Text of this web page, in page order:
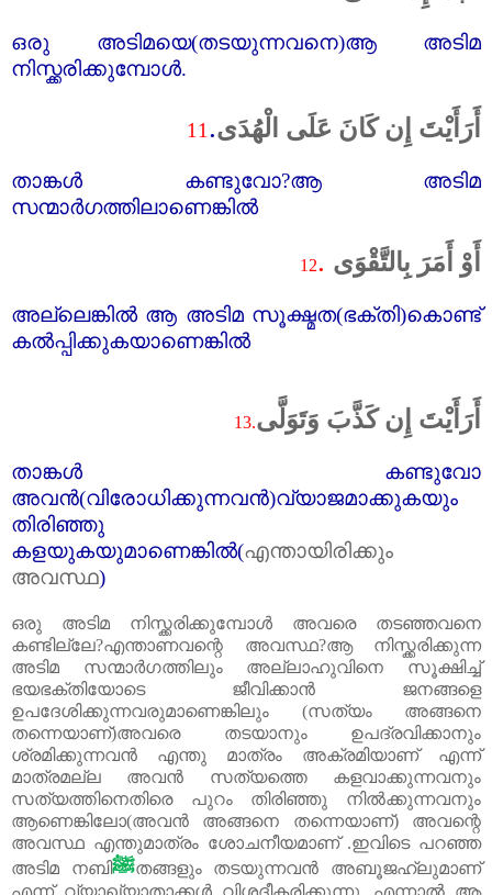
ഒരു അടിമയെ(തടയുന്നവനെ)ആ അടിമ
നിസ്ക്കരിക്കുമ്പോൾ.
11.أَرَأَيْتَ إِن كَانَ عَلَى الْهُدَى
താങ്കൾ കണ്ടുവോ?ആ അടിമ
സന്മാർഗത്തിലാണെങ്കിൽ
12. أَوْ أَمَرَ بِالتَّقْوَى
അല്ലെങ്കിൽ ആ അടിമ സൂക്ഷ്മത(ഭക്തി)കൊണ്ട്‌
കൽപ്പിക്കുകയാണെങ്കിൽ
13.أَرَأَيْتَ إِن كَذَّبَ وَتَوَلَّى
താങ്കൾ കണ്ടുവോ
അവൻ(വിരോധിക്കുന്നവൻ)വ്യാജമാക്കുകയും
തിരിഞ്ഞു
കളയുകയുമാണെങ്കിൽ(എന്തായിരിക്കും
അവസ്ഥ)
ഒരു അടിമ നിസ്ക്കരിക്കുമ്പോൾ അവരെ തടഞ്ഞവനെ
കണ്ടില്ലേ?എന്താണവന്റെ അവസ്ഥ?ആ നിസ്ക്കരിക്കുന്ന
അടിമ സന്മാർഗത്തിലും അല്ലാഹുവിനെ സൂക്ഷിച്ച്‌
ഭയഭക്തിയോടെ ജീവിക്കാൻ ജനങ്ങളെ
ഉപദേശിക്കുന്നവരുമാണെങ്കിലും (സത്യം അങ്ങനെ
തന്നെയാണ്)അവരെ തടയാനും ഉപദ്രവിക്കാനും
ശ്രമിക്കുന്നവൻ എന്തു മാത്രം അക്രമിയാണ് എന്ന്
മാത്രമല്ല അവൻ സത്യത്തെ കളവാക്കുന്നവനും
സത്യത്തിനെതിരെ പുറം തിരിഞ്ഞു നിൽക്കുന്നവനും
ആണെങ്കിലോ(അവൻ അങ്ങനെ തന്നെയാണ്) അവന്റെ
അവസ്ഥ എന്തുമാത്രം ശോചനീയമാണ് .ഇവിടെ പറഞ്ഞ
അടിമ നബിﷺതങ്ങളും തടയുന്നവൻ അബൂജഹ്‌ലുമാണ്